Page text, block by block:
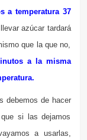
a temperatura 37
azúcar tardará
que la que no,
a la misma
debemos de hacer
si las dejamos
a usarlas,